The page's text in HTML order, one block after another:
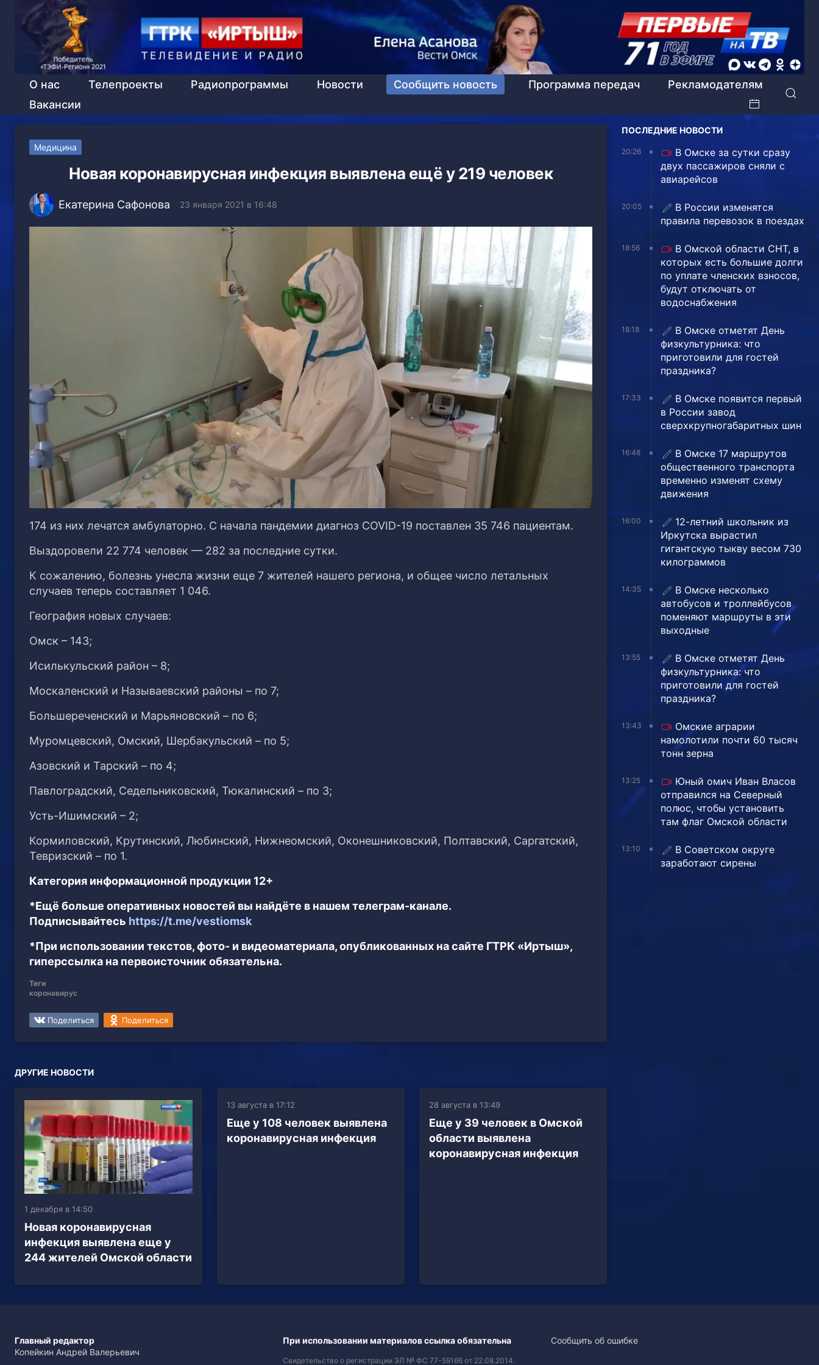
О нас Телепроекты Радиопрограммы Новости Сообщить новость Программа передач
Рекламодателям
Вакансии
Медицина
Новая коронавирусная инфекция выявлена ещё у 219 человек
Екатерина Сафонова 23 января 2021 в 16:48
174 из них лечатся амбулаторно. С начала пандемии диагноз COVID-19 поставлен 35 746 пациентам.
Выздоровели 22 774 человек — 282 за последние сутки.
К сожалению, болезнь унесла жизни еще 7 жителей нашего региона, и общее число летальных
случаев теперь составляет 1 046.
География новых случаев:
Омск – 143;
Исилькульский район – 8;
Москаленский и Называевский районы – по 7;
Большереченский и Марьяновский – по 6;
Муромцевский, Омский, Шербакульский – по 5;
Азовский и Тарский – по 4;
Павлоградский, Седельниковский, Тюкалинский – по 3;
Усть-Ишимский – 2;
Кормиловский, Крутинский, Любинский, Нижнеомский, Оконешниковский, Полтавский, Саргатский,
Тевризский – по 1.
Категория информационной продукции 12+
*Ещё больше оперативных новостей вы найдёте в нашем телеграм-канале.
Подписывайтесь https://t.me/vestiomsk
*При использовании текстов, фото- и видеоматериала, опубликованных на сайте ГТРК «Иртыш»,
гиперссылка на первоисточник обязательна.
Теги
коронавирус
Поделиться Поделиться
ДРУГИЕ НОВОСТИ
1 декабря в 14:50
Новая коронавирусная
инфекция выявлена еще у
244 жителей Омской области
13 августа в 17:12
Еще у 108 человек выявлена
коронавирусная инфекция
28 августа в 13:49
Еще у 39 человек в Омской
области выявлена
коронавирусная инфекция
ПОСЛЕДНИЕ НОВОСТИ
20:26
В Омске за сутки сразу
двух пассажиров сняли с
авиарейсов
20:05
В России изменятся
правила перевозок в поездах
18:56
В Омской области СНТ, в
которых есть большие долги
по уплате членских взносов,
будут отключать от
водоснабжения
18:18
В Омске отметят День
физкультурника: что
приготовили для гостей
праздника?
17:33
В Омске появится первый
в России завод
сверхкрупногабаритных шин
16:48
В Омске 17 маршрутов
общественного транспорта
временно изменят схему
движения
16:00
12-летний школьник из
Иркутска вырастил
гигантскую тыкву весом 730
килограммов
14:35
В Омске несколько
автобусов и троллейбусов
поменяют маршруты в эти
выходные
13:55
В Омске отметят День
физкультурника: что
приготовили для гостей
праздника?
13:43
Омские аграрии
намолотили почти 60 тысяч
тонн зерна
13:25
Юный омич Иван Власов
отправился на Северный
полюс, чтобы установить
там флаг Омской области
13:10
В Советском округе
заработают сирены
Главный редактор
Копейкин Андрей Валерьевич
При использовании материалов ссылка обязательна
Свидетельство о регистрации ЭЛ № ФС 77-59166 от 22.08.2014.
Сообщить об ошибке